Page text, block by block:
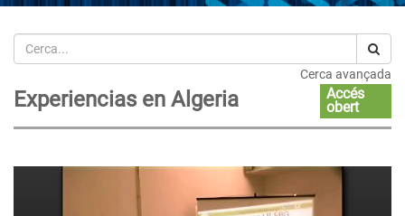
Cerca
Cerca avançada
Experiencias en Algeria
Accés
obert